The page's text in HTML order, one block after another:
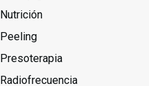
Nutrición
Peeling
Presoterapia
Radiofrecuencia